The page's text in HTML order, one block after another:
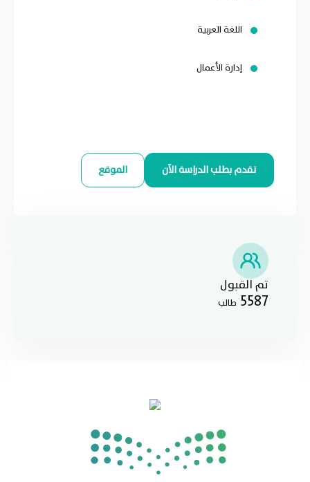
اللغة العربية
إدارة الأعمال
تقدم بطلب الدراسة الآن الموقع
تم القبول
5587 طالب